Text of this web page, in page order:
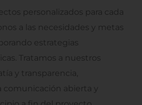
personalizados para cada
a las necesidades y metas
estrategias
Tratamos a nuestros
y transparencia,
abierta y